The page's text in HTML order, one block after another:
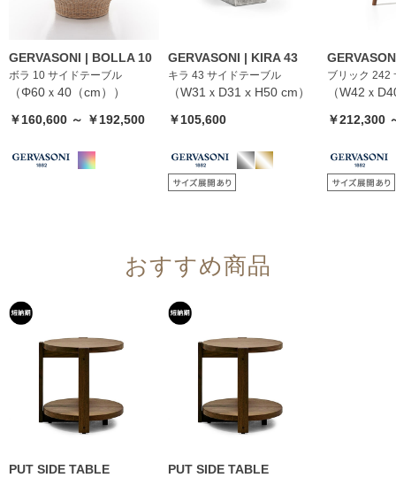
GERVASONI | BOLLA 10
ボラ 10 サイドテーブル
（Φ60ｘ40（cm））
￥160,600 ～ ￥192,500
GERVASONI | KIRA 43
キラ 43 サイドテーブル
（W31ｘD31 x H50 cm）
￥105,600
ブリック 242
（W42ｘ
￥212,300
おすすめ商品
PUT SIDE TABLE PUT SIDE TABLE